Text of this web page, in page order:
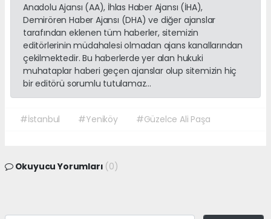
Anadolu Ajansı (AA), İhlas Haber Ajansı (İHA),
Demirören Haber Ajansı (DHA) ve diğer ajanslar
tarafından eklenen tüm haberler, sitemizin
editörlerinin müdahalesi olmadan ajans kanallarından
çekilmektedir. Bu haberlerde yer alan hukuki
muhataplar haberi geçen ajanslar olup sitemizin hiç
bir editörü sorumlu tutulamaz...
#İstanbul #Yeniköy #Güzelce Ali Paşa
Okuyucu Yorumları (0)